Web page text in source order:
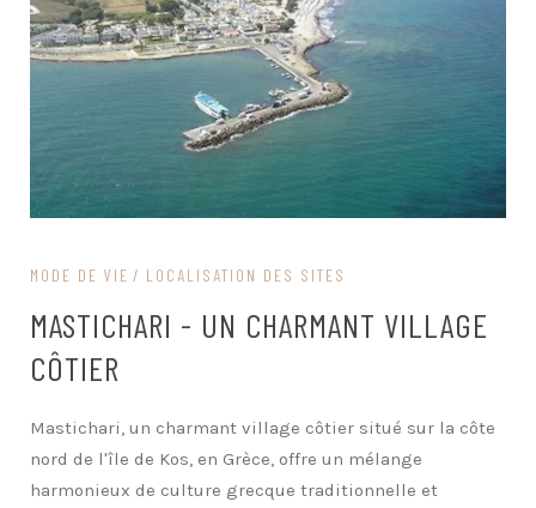
MODE DE VIE LOCALISATION DES SITES
MASTICHARI - UN CHARMANT VILLAGE
CÔTIER
Mastichari, un charmant village côtier situé sur la côte
nord de l'île de Kos, en Grèce, offre un mélange
harmonieux de culture grecque traditionnelle et